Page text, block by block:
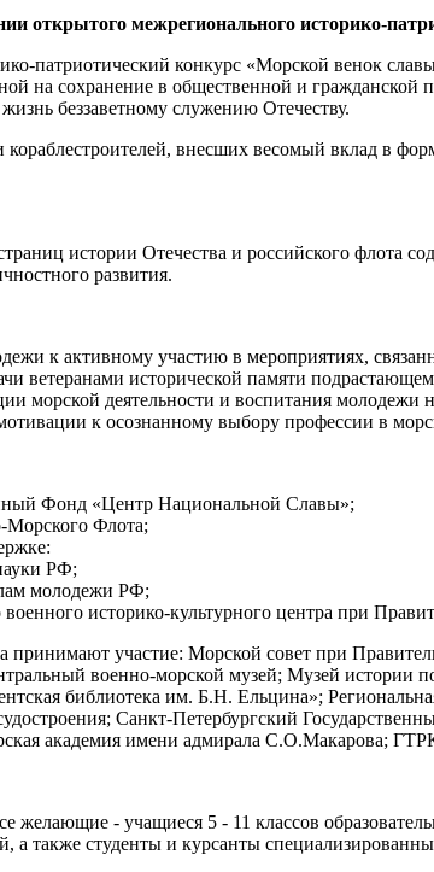
открытого межрегионального историко-
патриотический конкурс «Морской венок
на сохранение в общественной и
беззаветному служению Отечеству.
внесших весомый вклад в
истории Отечества и российского флота
развития.
к активному участию в мероприятиях,
ветеранами исторической памяти
морской деятельности и воспитания молодежи
к осознанному выбору профессии в
Фонд «Центр Национальной Славы»;
Морского Флота;
РФ;
молодежи РФ;
военного историко-культурного центра при
принимают участие: Морской совет при
военно-морской музей; Музей
библиотека им. Б.Н. Ельцина»;
Санкт-Петербургский
академия имени адмирала С.О.Макарова;
желающие - учащиеся 5 - 11 классов
а также студенты и курсанты